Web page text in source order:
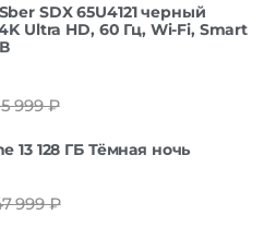
SDX 65U4121 черный
Ultra HD, 60 Гц, Wi-Fi, Smart
999₽
13 128 ГБ Тёмная ночь
999₽